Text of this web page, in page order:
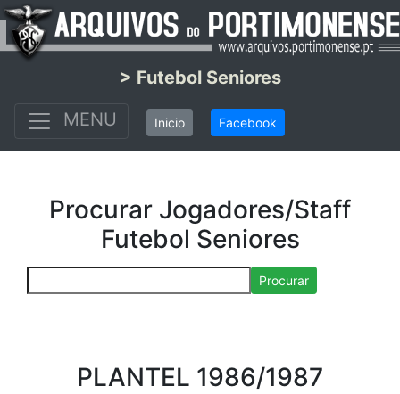
> Futebol Seniores
MENU
Inicio Facebook
Procurar Jogadores/Staff
Futebol Seniores
Procurar
PLANTEL 1986/1987